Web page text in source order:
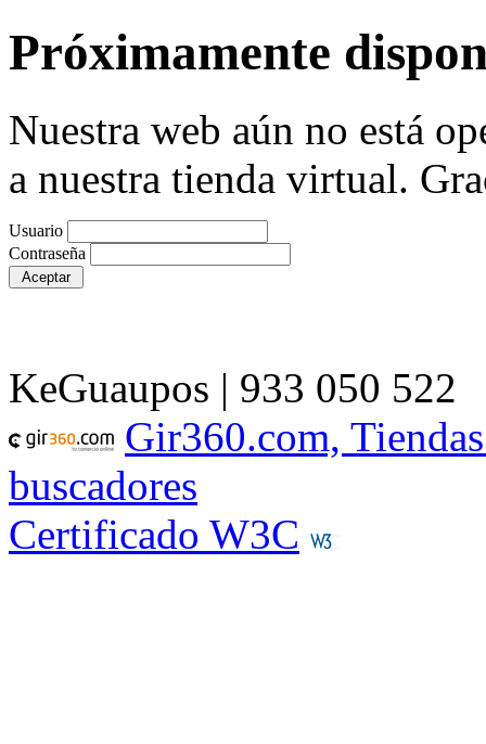
Próximamente
Nuestra web aún no está
a nuestra tienda virtual.
Usuario
Contraseña
KeGuaupos | 933 050 522
Gir360.com,
buscadores
Certificado W3C